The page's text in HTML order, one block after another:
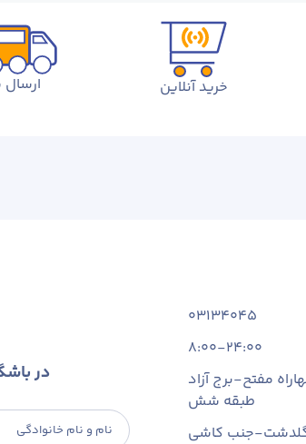
خرید آنلاین ارسال
03134045
8:00-24:00
مفتح-برج آزاد
طبقه شش
جنب کاشی
در
نام و نام خانوادگی